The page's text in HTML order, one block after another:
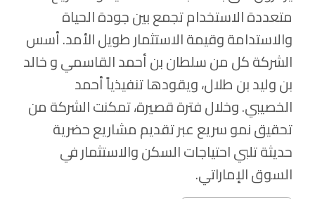
متعددة الاستخدام تجمع بين جودة الحياة
والاستدامة وقيمة الاستثمار طويل الأمد. أسس
الشركة كل من سلطان بن أحمد القاسمي و خالد
بن وليد بن طلال، ويقودها تنفيذياً أحمد
الخصيبي. وخلال فترة قصيرة، تمكنت الشركة من
تحقيق نمو سريع عبر تقديم مشاريع حضرية
حديثة تلبي احتياجات السكن والاستثمار في
السوق الإماراتي.